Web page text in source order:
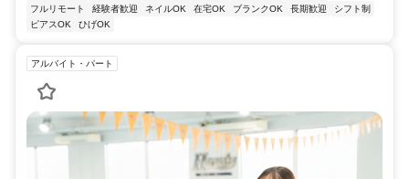
フルリモート
経験者歓迎 ネイルOK 在宅OK ブランクOK 長期歓迎
シフト制
ピアスOK
ひげOK
アルバイト・パート